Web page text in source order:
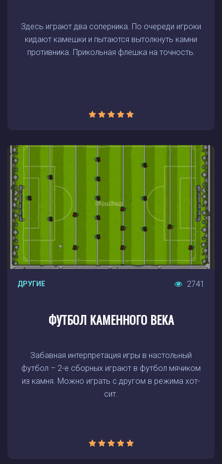
Здесь играют два соперника. По очереди игроки
кидают камешки и пытаются вытолкнуть камни
противника. Прикольная флешка на точность.
ДРУГИЕ 2741
ФУТБОЛ КАМЕННОГО ВЕКА
Забавная интерпретация игры в настольный
футбол – 2-е сборных играют в футбол мячиком
из камня. Можно играть с другом в режима хот-
сит.